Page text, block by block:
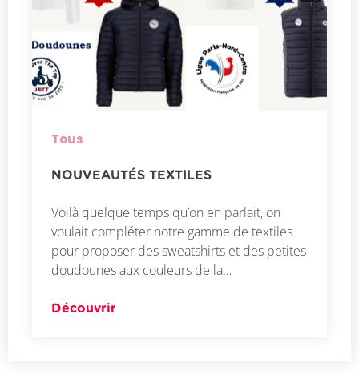
Tous
NOUVEAUTÉS TEXTILES
Voilà quelque temps qu’on en parlait, on
voulait compléter notre gamme de textiles
pour proposer des sweatshirts et des petites
doudounes aux couleurs de la…
Découvrir